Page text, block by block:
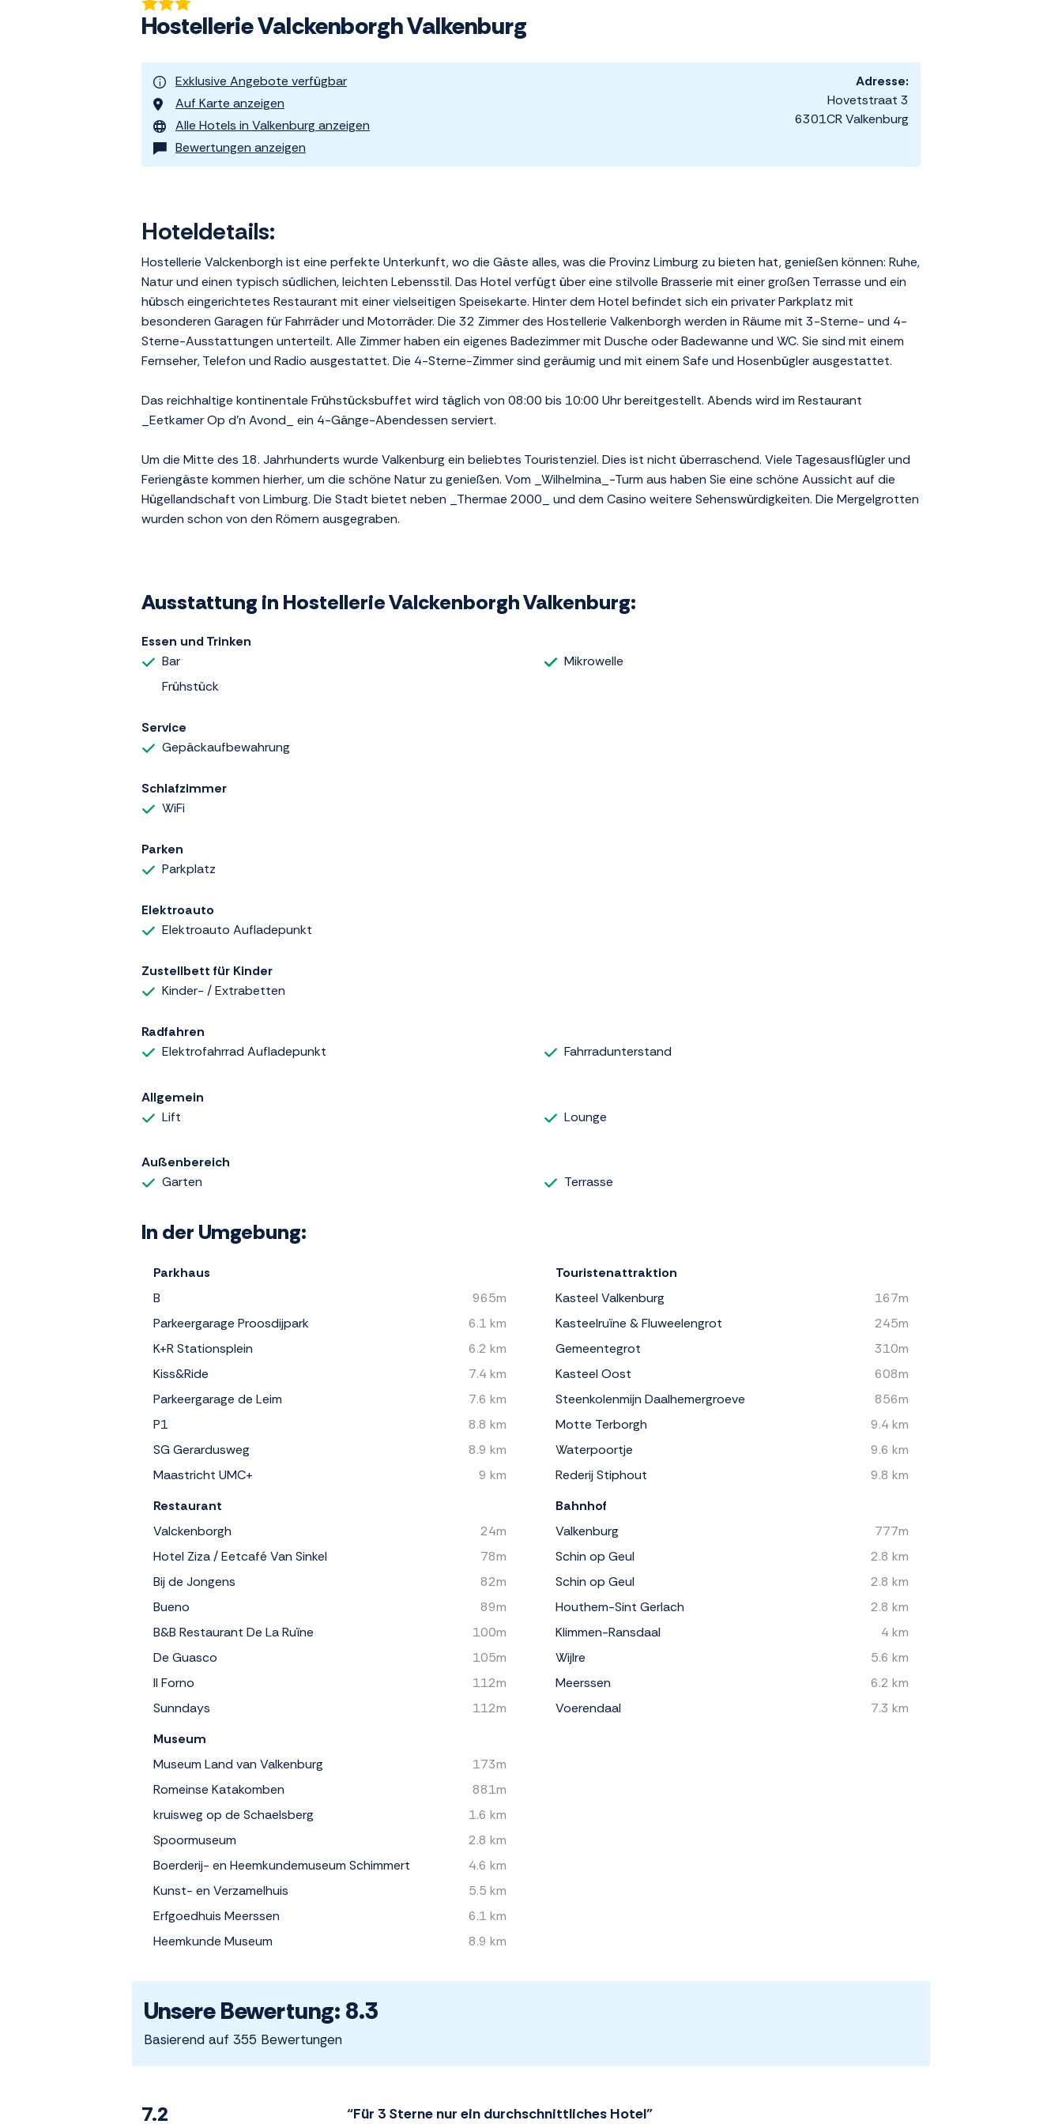
Hostellerie Valckenborgh Valkenburg
Exklusive Angebote verfügbar
Auf Karte anzeigen
Alle Hotels in Valkenburg anzeigen
Bewertungen anzeigen
Adresse:
Hovetstraat 3
6301CR Valkenburg
Hoteldetails:
Hostellerie Valckenborgh ist eine perfekte Unterkunft, wo die Gäste alles, was die Provinz Limburg zu bieten hat, genießen können: Ruhe,
Natur und einen typisch südlichen, leichten Lebensstil. Das Hotel verfügt über eine stilvolle Brasserie mit einer großen Terrasse und ein
hübsch eingerichtetes Restaurant mit einer vielseitigen Speisekarte. Hinter dem Hotel befindet sich ein privater Parkplatz mit
besonderen Garagen für Fahrräder und Motorräder. Die 32 Zimmer des Hostellerie Valkenborgh werden in Räume mit 3-Sterne- und 4-
Sterne-Ausstattungen unterteilt. Alle Zimmer haben ein eigenes Badezimmer mit Dusche oder Badewanne und WC. Sie sind mit einem
Fernseher, Telefon und Radio ausgestattet. Die 4-Sterne-Zimmer sind geräumig und mit einem Safe und Hosenbügler ausgestattet.
Das reichhaltige kontinentale Frühstücksbuffet wird täglich von 08:00 bis 10:00 Uhr bereitgestellt. Abends wird im Restaurant
_Eetkamer Op d'n Avond_ ein 4-Gänge-Abendessen serviert.
Um die Mitte des 18. Jahrhunderts wurde Valkenburg ein beliebtes Touristenziel. Dies ist nicht überraschend. Viele Tagesausflügler und
Feriengäste kommen hierher, um die schöne Natur zu genießen. Vom _Wilhelmina_-Turm aus haben Sie eine schöne Aussicht auf die
Hügellandschaft von Limburg. Die Stadt bietet neben _Thermae 2000_ und dem Casino weitere Sehenswürdigkeiten. Die Mergelgrotten
wurden schon von den Römern ausgegraben.
Ausstattung in Hostellerie Valckenborgh Valkenburg:
Essen und Trinken
Bar
Frühstück
Mikrowelle
Service
Gepäckaufbewahrung
Schlafzimmer
WiFi
Parken
Parkplatz
Elektroauto
Elektroauto Aufladepunkt
Zustellbett für Kinder
Kinder- / Extrabetten
Radfahren
Elektrofahrrad Aufladepunkt
Fahrradunterstand
Allgemein
Lift
Lounge
Außenbereich
Garten
Terrasse
In der Umgebung:
Parkhaus
B
965m
Parkeergarage Proosdijpark
6.1 km
K+R Stationsplein
6.2 km
Kiss&Ride
7.4 km
Parkeergarage de Leim
7.6 km
P1
8.8 km
SG Gerardusweg
8.9 km
Maastricht UMC+
9 km
Restaurant
Valckenborgh
24m
Hotel Ziza / Eetcafé Van Sinkel
78m
Bij de Jongens
82m
Bueno
89m
B&B Restaurant De La Ruïne
100m
De Guasco
105m
Il Forno
112m
Sunndays
112m
Museum
Museum Land van Valkenburg
173m
Romeinse Katakomben
881m
kruisweg op de Schaelsberg
1.6 km
Spoormuseum
2.8 km
Boerderij- en Heemkundemuseum Schimmert
4.6 km
Kunst- en Verzamelhuis
5.5 km
Erfgoedhuis Meerssen
6.1 km
Heemkunde Museum
8.9 km
Touristenattraktion
Kasteel Valkenburg
167m
Kasteelruïne & Fluweelengrot
245m
Gemeentegrot
310m
Kasteel Oost
608m
Steenkolenmijn Daalhemergroeve
856m
Motte Terborgh
9.4 km
Waterpoortje
9.6 km
Rederij Stiphout
9.8 km
Bahnhof
Valkenburg
777m
Schin op Geul
2.8 km
Schin op Geul
2.8 km
Houthem-Sint Gerlach
2.8 km
Klimmen-Ransdaal
4 km
Wijlre
5.6 km
Meerssen
6.2 km
Voerendaal
7.3 km
Unsere Bewertung: 8.3
Basierend auf 355 Bewertungen
7.2 “Für 3 Sterne nur ein durchschnittliches Hotel”